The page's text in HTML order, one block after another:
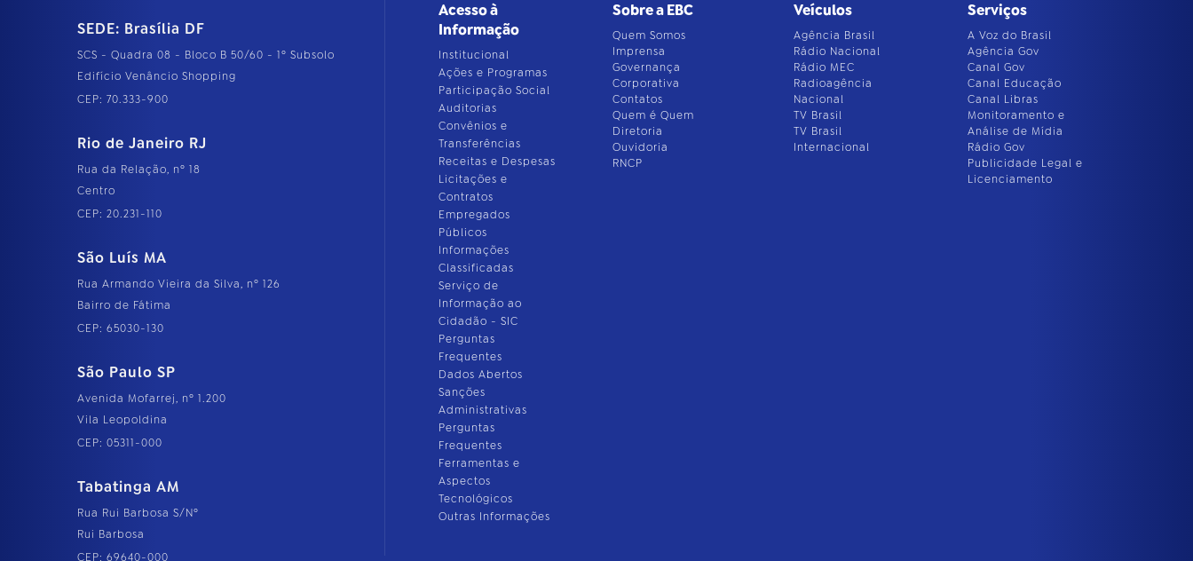
SEDE: Brasília DF
SCS - Quadra 08 - Bloco B 50/60 - 1º Subsolo
Edifício Venâncio Shopping
CEP: 70.333-900
Rio de Janeiro RJ
Rua da Relação, nº 18
Centro
CEP: 20.231-110
São Luís MA
Rua Armando Vieira da Silva, nº 126
Bairro de Fátima
CEP: 65030-130
São Paulo SP
Avenida Mofarrej, nº 1.200
Vila Leopoldina
CEP: 05311-000
Tabatinga AM
Rua Rui Barbosa S/Nº
Rui Barbosa
CEP: 69640-000
Acesso à
Informação
Institucional
Ações e Programas
Participação Social
Auditorias
Convênios e
Transferências
Receitas e Despesas
Licitações e
Contratos
Empregados
Públicos
Informações
Classificadas
Serviço de
Informação ao
Cidadão - SIC
Perguntas
Frequentes
Dados Abertos
Sanções
Administrativas
Perguntas
Frequentes
Ferramentas e
Aspectos
Tecnológicos
Outras Informações
Sobre a EBC
Quem Somos
Imprensa
Governança
Corporativa
Contatos
Quem é Quem
Diretoria
Ouvidoria
RNCP
Veículos
Agência Brasil
Rádio Nacional
Rádio MEC
Radioagência
Nacional
TV Brasil
TV Brasil
Internacional
Serviços
A Voz do Brasil
Agência Gov
Canal Gov
Canal Educação
Canal Libras
Monitoramento e
Análise de Mídia
Rádio Gov
Publicidade Legal e
Licenciamento